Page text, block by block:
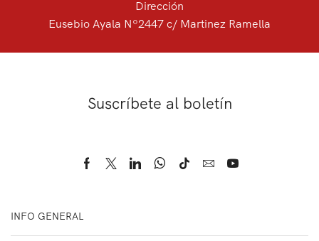
Dirección
Eusebio Ayala Nº2447 c/ Martinez Ramella
Suscríbete al boletín
INFO GENERAL